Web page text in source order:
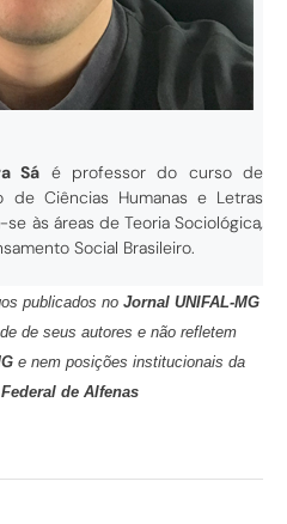
Sá é professor do curso de
de Ciências Humanas e Letras
se às áreas de Teoria Sociológica,
Social Brasileiro.
publicados no Jornal UNIFAL-MG
de seus autores e não refletem
e nem posições institucionais da
de Alfenas